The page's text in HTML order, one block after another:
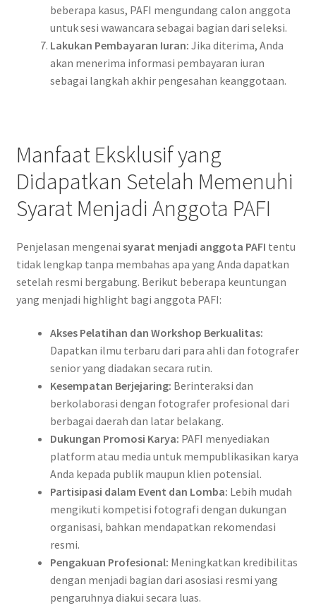
beberapa kasus, PAFI mengundang calon anggota
untuk sesi wawancara sebagai bagian dari seleksi.
Lakukan Pembayaran Iuran: Jika diterima, Anda
akan menerima informasi pembayaran iuran
sebagai langkah akhir pengesahan keanggotaan.
Manfaat Eksklusif yang
Didapatkan Setelah Memenuhi
Syarat Menjadi Anggota PAFI
Penjelasan mengenai syarat menjadi anggota PAFI tentu
tidak lengkap tanpa membahas apa yang Anda dapatkan
setelah resmi bergabung. Berikut beberapa keuntungan
yang menjadi highlight bagi anggota PAFI:
Akses Pelatihan dan Workshop Berkualitas:
Dapatkan ilmu terbaru dari para ahli dan fotografer
senior yang diadakan secara rutin.
Kesempatan Berjejaring: Berinteraksi dan
berkolaborasi dengan fotografer profesional dari
berbagai daerah dan latar belakang.
Dukungan Promosi Karya: PAFI menyediakan
platform atau media untuk mempublikasikan karya
Anda kepada publik maupun klien potensial.
Partisipasi dalam Event dan Lomba: Lebih mudah
mengikuti kompetisi fotografi dengan dukungan
organisasi, bahkan mendapatkan rekomendasi
resmi.
Pengakuan Profesional: Meningkatkan kredibilitas
dengan menjadi bagian dari asosiasi resmi yang
pengaruhnya diakui secara luas.